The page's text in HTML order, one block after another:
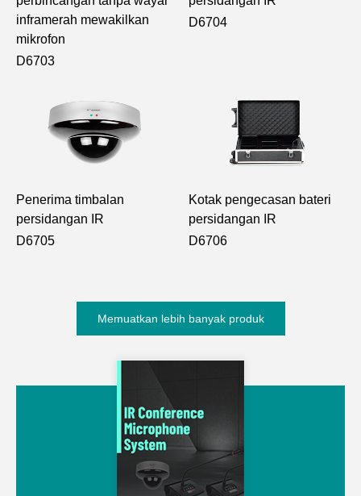
inframerah mewakilkan
mikrofon
D6703
D6704
Penerima timbalan
persidangan IR
D6705
Kotak pengecasan bateri
persidangan IR
D6706
Memuatkan lebih banyak produk